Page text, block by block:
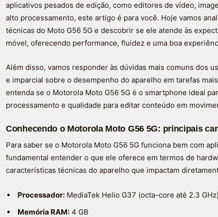
aplicativos pesados de edição, como editores de vídeo,
alto processamento, este artigo é para você. Hoje vamos
técnicas do Moto G56 5G e descobrir se ele atende às
móvel, oferecendo performance, fluidez e uma boa
Além disso, vamos responder às dúvidas mais comuns dos
e imparcial sobre o desempenho do aparelho em tarefas
entenda se o Motorola Moto G56 5G é o smartphone ideal
processamento e qualidade para editar conteúdo em
Conhecendo o Motorola Moto G56 5G: principais
Para saber se o Motorola Moto G56 5G funciona bem com
fundamental entender o que ele oferece em termos de
características técnicas do aparelho que impactam
Processador: MediaTek Helio G37 (octa-core até 2.3
Memória RAM: 4 GB